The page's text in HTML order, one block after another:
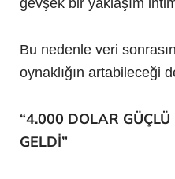
gevşek bir yaklaşım
Bu nedenle veri
oynaklığın artabileceği
“4.000 DOLAR
GELDİ”